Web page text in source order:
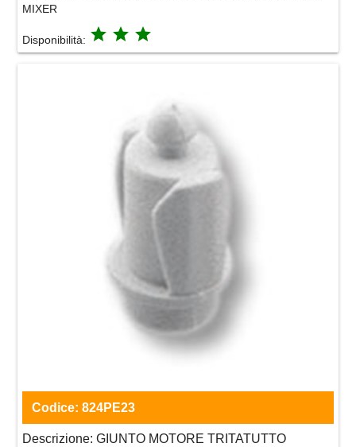
MIXER
Disponibilità: grade grade grade
Codice: 824PE23
Descrizione: GIUNTO MOTORE TRITATUTTO